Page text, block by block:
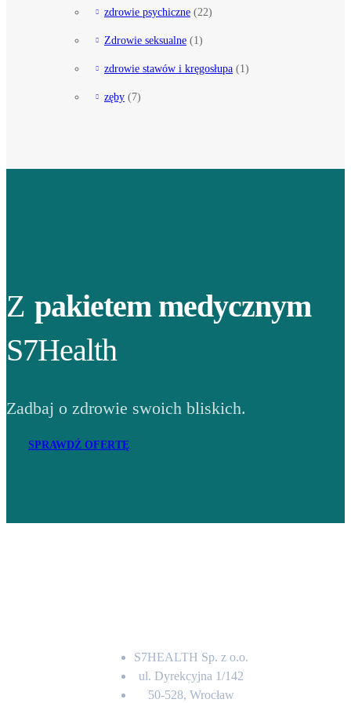
zdrowie psychiczne (22)
Zdrowie seksualne (1)
zdrowie stawów i kręgosłupa (1)
zęby (7)
Z pakietem medycznym
S7Health
Zadbaj o zdrowie swoich bliskich.
SPRAWDŹ OFERTĘ
S7HEALTH Sp. z o.o.
ul. Dyrekcyjna 1/142
50-528, Wrocław